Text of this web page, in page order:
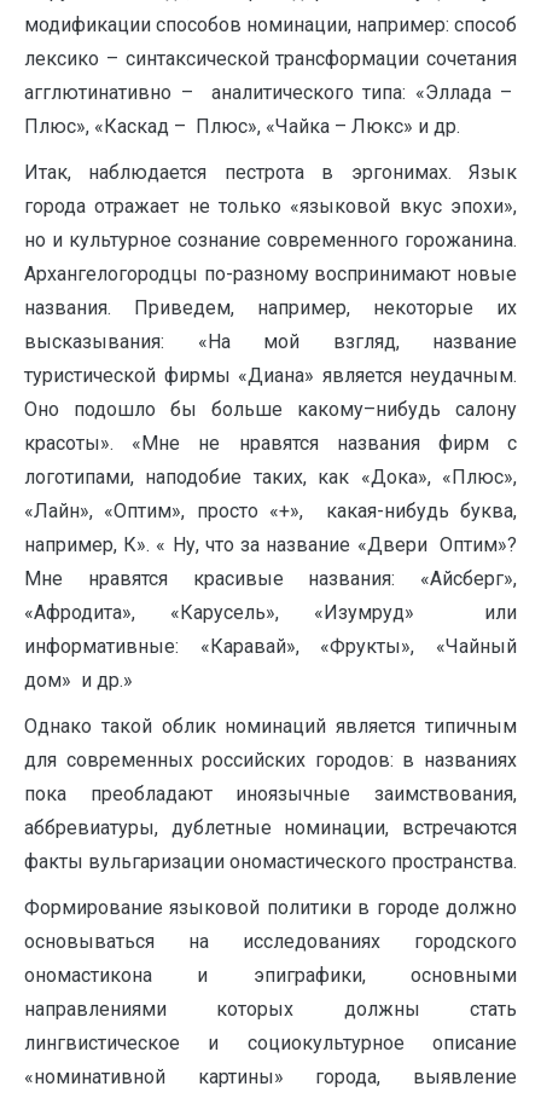
модификации способов номинации, например: способ
лексико – синтаксической трансформации сочетания
агглютинативно – аналитического типа: «Эллада –
Плюс», «Каскад – Плюс», «Чайка – Люкс» и др.
Итак, наблюдается пестрота в эргонимах. Язык
города отражает не только «языковой вкус эпохи»,
но и культурное сознание современного горожанина.
Архангелогородцы по-разному воспринимают новые
названия. Приведем, например, некоторые их
высказывания: «На мой взгляд, название
туристической фирмы «Диана» является неудачным.
Оно подошло бы больше какому–нибудь салону
красоты». «Мне не нравятся названия фирм с
логотипами, наподобие таких, как «Дока», «Плюс»,
«Лайн», «Оптим», просто «+», какая-нибудь буква,
например, К». « Ну, что за название «Двери Оптим»?
Мне нравятся красивые названия: «Айсберг»,
«Афродита», «Карусель», «Изумруд» или
информативные: «Каравай», «Фрукты», «Чайный
дом» и др.»
Однако такой облик номинаций является типичным
для современных российских городов: в названиях
пока преобладают иноязычные заимствования,
аббревиатуры, дублетные номинации, встречаются
факты вульгаризации ономастического пространства.
Формирование языковой политики в городе должно
основываться на исследованиях городского
ономастикона и эпиграфики, основными
направлениями которых должны стать
лингвистическое и социокультурное описание
«номинативной картины» города, выявление